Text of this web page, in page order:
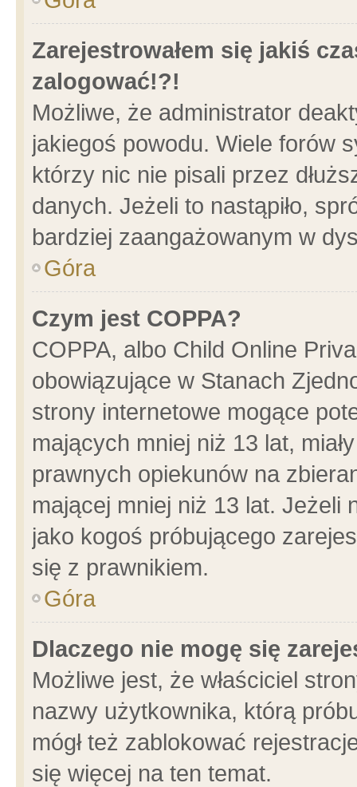
Zarejestrowałem się jakiś
zalogować!?!
Możliwe, że administrator
jakiegoś powodu. Wiele forów
którzy nic nie pisali przez
danych. Jeżeli to nastąpiło,
bardziej zaangażowanym w
Góra
Czym jest COPPA?
COPPA, albo Child Online
obowiązujące w Stanach
strony internetowe mogące
mających mniej niż 13 lat,
prawnych opiekunów na
mającej mniej niż 13 lat. Jeżeli
jako kogoś próbującego
się z prawnikiem.
Góra
Dlaczego nie mogę się
Możliwe jest, że właściciel
nazwy użytkownika, którą
mógł też zablokować
się więcej na ten temat.